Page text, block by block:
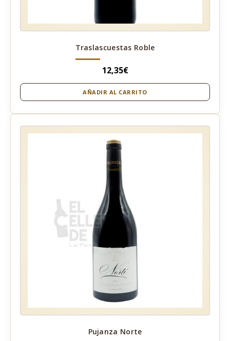
Traslascuestas Roble
12,35€
AÑADIR AL CARRITO
Pujanza Norte